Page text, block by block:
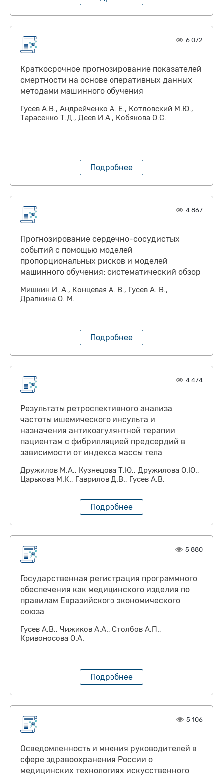
6 072
Краткосрочное прогнозирование показателей
смертности на основе оперативных данных
методами машинного обучения
Гусев А.В., Андрейченко А. Е., Котловский М.Ю.,
Тарасенко Т.Д., Деев И.А., Кобякова О.С.
Подробнее
4 867
Прогнозирование сердечно-сосудистых
событий с помощью моделей
пропорциональных рисков и моделей
машинного обучения: систематический обзор
Мишкин И. А., Концевая А. В., Гусев А. В.,
Драпкина О. М.
Подробнее
4 474
Результаты ретроспективного анализа
частоты ишемического инсульта и
назначения антикоагулянтной терапии
пациентам с фибрилляцией предсердий в
зависимости от индекса массы тела
Дружилов М.А., Кузнецова Т.Ю., Дружилова О.Ю.,
Царькова М.К., Гаврилов Д.В., Гусев А.В.
Подробнее
5 880
Государственная регистрация программного
обеспечения как медицинского изделия по
правилам Евразийского экономического
союза
Гусев А.В., Чижиков А.А., Столбов А.П.,
Кривоносова О.А.
Подробнее
5 106
Осведомленность и мнения руководителей в
сфере здравоохранения России о
медицинских технологиях искусственного